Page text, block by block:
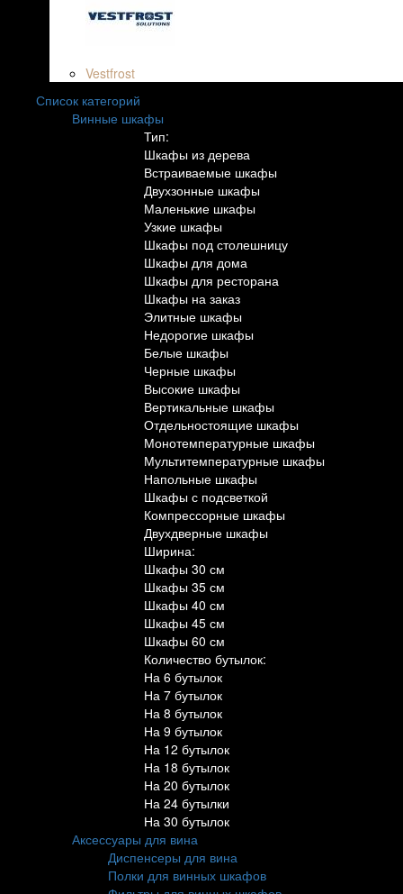
Vestfrost
Список категорий
Винные шкафы
Тип:
Шкафы из дерева
Встраиваемые шкафы
Двухзонные шкафы
Маленькие шкафы
Узкие шкафы
Шкафы под столешницу
Шкафы для дома
Шкафы для ресторана
Шкафы на заказ
Элитные шкафы
Недорогие шкафы
Белые шкафы
Черные шкафы
Высокие шкафы
Вертикальные шкафы
Отдельностоящие шкафы
Монотемпературные шкафы
Мультитемпературные шкафы
Напольные шкафы
Шкафы с подсветкой
Компрессорные шкафы
Двухдверные шкафы
Ширина:
Шкафы 30 см
Шкафы 35 см
Шкафы 40 см
Шкафы 45 см
Шкафы 60 см
Количество бутылок:
На 6 бутылок
На 7 бутылок
На 8 бутылок
На 9 бутылок
На 12 бутылок
На 18 бутылок
На 20 бутылок
На 24 бутылки
На 30 бутылок
Аксессуары для вина
Диспенсеры для вина
Полки для винных шкафов